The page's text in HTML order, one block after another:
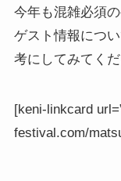
今年も混雑必須
ゲスト情報につ
考にしてみてくだ
[keni-linkcard
festival.com/